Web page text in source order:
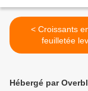
< Croissants en pâte
feuilletée
Hébergé par